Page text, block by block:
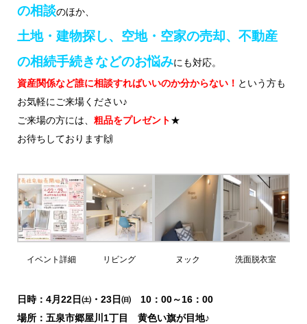
の相談のほか、
土地・建物探し、空地・空家の売却、不動産
の相続手続きなどのお悩みにも対応。
資産関係など誰に相談すればいいのか分からない！ という方も
お気軽にご来場ください♪
ご来場の方には、 粗品をプレゼント ★
お待ちしております🙌
イベント詳細 リビング ヌック 洗面脱衣室
日時：4月22日㈯・23日㈰ 10：00～16：00
場所：五泉市郷屋川1丁目 黄色い旗が目地♪